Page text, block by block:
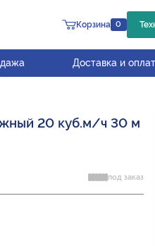
Корзина 0
Доставка и
20 куб.м/ч 30 м
под заказ